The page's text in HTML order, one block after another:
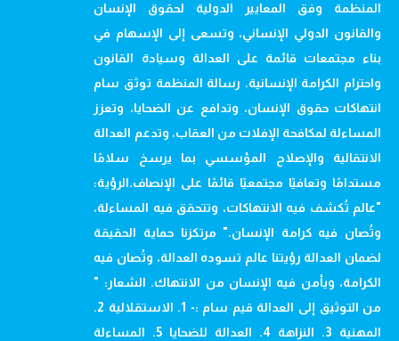
المنظمة وفق المعايير الدولية لحقوق الإنسان
والقانون الدولي الإنساني، وتسعى إلى الإسهام في
بناء مجتمعات قائمة على العدالة وسيادة القانون
واحترام الكرامة الإنسانية. رسالة المنظمة توثق سام
انتهاكات حقوق الإنسان، وتدافع عن الضحايا، وتعزز
المساءلة لمكافحة الإفلات من العقاب، وتدعم العدالة
الانتقالية والإصلاح المؤسسي بما يرسخ سلامًا
مستدامًا وتعافيًا مجتمعيًا قائمًا على الإنصاف.الرؤية:
"عالم تُكشف فيه الانتهاكات، وتتحقق فيه المساءلة،
وتُصان فيه كرامة الإنسان." مرتكزنا حماية الحقيقة
لضمان العدالة رؤيتنا عالم تسوده العدالة، وتُصان فيه
الكرامة، ويأمن فيه الإنسان من الانتهاك. الشعار: "
من التوثيق إلى العدالة قيم سام :- 1. الاستقلالية 2.
المهنية 3. النزاهة 4. العدالة للضحايا 5. المساءلة